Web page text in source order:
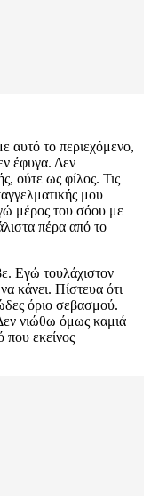
αυτό το περιεχόμενο,
έφυγα. Δεν
ούτε ως φίλος. Τις
μου
μέρος του σόου με
πέρα από το
Εγώ τουλάχιστον
κάνει. Πίστευα ότι
όριο σεβασμού.
νιώθω όμως καμιά
που εκείνος